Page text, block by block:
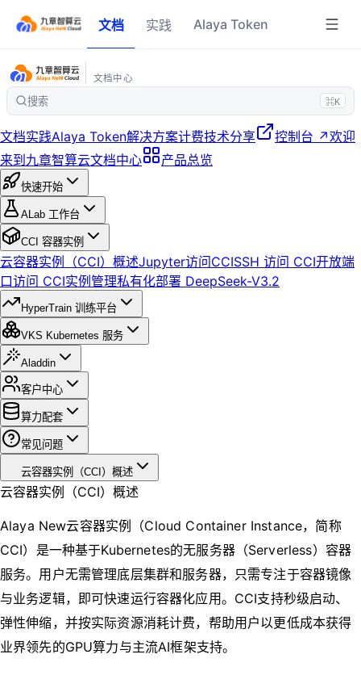
文档 实践 Alaya Token
文档中心
搜索 ⌘K
文档实践Alaya Token解决方案计费技术分享 控制台 ↗欢迎
来到九章智算云文档中心
产品总览
快速开始
ALab 工作台
CCI 容器实例
云容器实例（CCI）概述Jupyter访问CCISSH 访问 CCI开放端
口访问 CCI实例管理私有化部署 DeepSeek-V3.2
HyperTrain 训练平台
VKS Kubernetes 服务
Aladdin
客户中心
算力配套
常见问题
云容器实例（CCI）概述
云容器实例（CCI）概述
Alaya New云容器实例（Cloud Container Instance，简称
CCI）是一种基于Kubernetes的无服务器（Serverless）容器
服务。用户无需管理底层集群和服务器，只需专注于容器镜像
与业务逻辑，即可快速运行容器化应用。CCI支持秒级启动、
弹性伸缩，并按实际资源消耗计费，帮助用户以更低成本获得
业界领先的GPU算力与主流AI框架支持。